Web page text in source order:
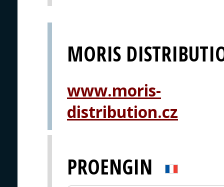
MORIS
www.moris-
distribution.cz
PROENGIN